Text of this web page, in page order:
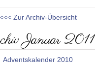
<<< Zur Archiv-Übersicht
Januar 2011
Adventskalender 2010